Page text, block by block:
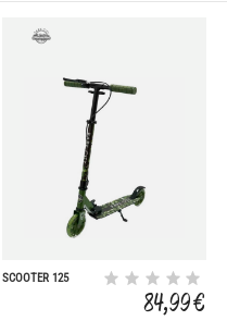
SCOOTER 125
84,99 €